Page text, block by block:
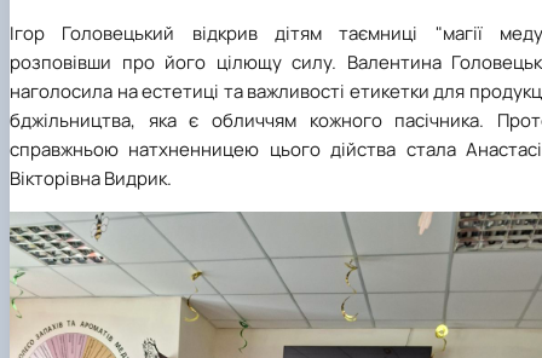
Ігор Головецький відкрив дітям таємниці "магії
розповівши про його цілющу силу. Валентина
наголосила на естетиці та важливості етикетки для
бджільництва, яка є обличчям кожного пасічника.
справжньою натхненницею цього дійства стала
Вікторівна Видрик.